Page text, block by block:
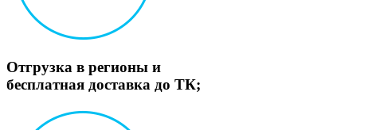
Отгрузка в регионы и
бесплатная доставка до ТК;